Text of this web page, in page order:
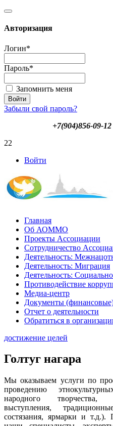
Авторизация
Логин*
Пароль*
Запомнить меня
Забыли свой пароль?
+7(904)856-09-12
22
Войти
Главная
Об АОММО
Проекты Ассоциации
Сотрудничество
Деятельность:
Деятельность: Миграция
Деятельность:
Противодействие
Медиа-центр
Документы
Отчет о деятельности
Обратиться в
достижение целей
Голтуг нагара
Мы оказываем услуги по
проведению
народного творчества,
выступления,
состязания, ярмарки и т.д.).